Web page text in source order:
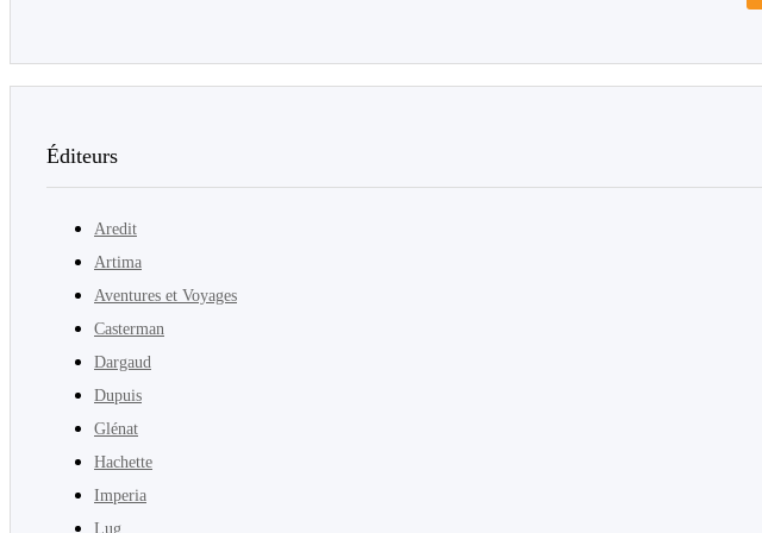
Éditeurs
Aredit
Artima
Aventures et Voyages
Casterman
Dargaud
Dupuis
Glénat
Hachette
Imperia
Lug